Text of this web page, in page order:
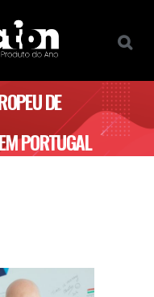
DE
PORTUGAL